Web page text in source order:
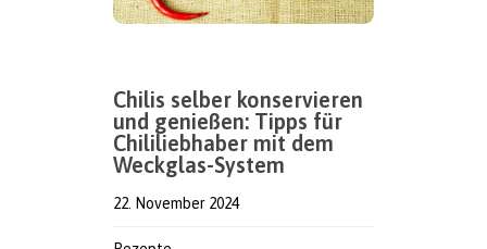
Chilis selber konservieren
und genießen: Tipps für
Chililiebhaber mit dem
Weckglas-System
22. November 2024